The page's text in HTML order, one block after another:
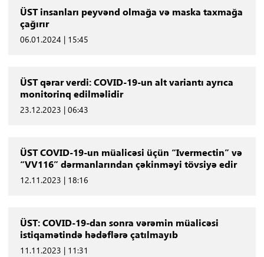
ÜST insanları peyvənd olmağa və maska taxmağa
çağırır
06.01.2024 | 15:45
ÜST qərar verdi: COVID-19-un alt variantı ayrıca
monitorinq edilməlidir
23.12.2023 | 06:43
ÜST COVID-19-un müalicəsi üçün “Ivermectin” və
“VV116” dərmanlarından çəkinməyi tövsiyə edir
12.11.2023 | 18:16
ÜST: COVID-19-dan sonra vərəmin müalicəsi
istiqamətində hədəflərə çatılmayıb
11.11.2023 | 11:31